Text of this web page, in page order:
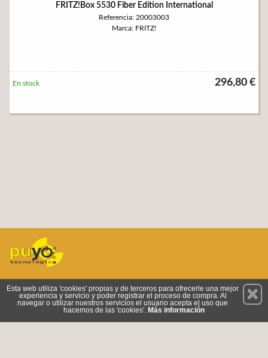
FRITZ!Box 5530 Fiber Edition International
Referencia: 20003003
Marca: FRITZ!
296,80 €
En stock
Suscríbete
Esta web utiliza 'cookies' propias y de terceros para ofrecerle una mejor
experiencia y servicio y poder registrar el proceso de compra. Al
navegar o utilizar nuestros servicios el usuario acepta el uso que
hacemos de las 'cookies'. Más información